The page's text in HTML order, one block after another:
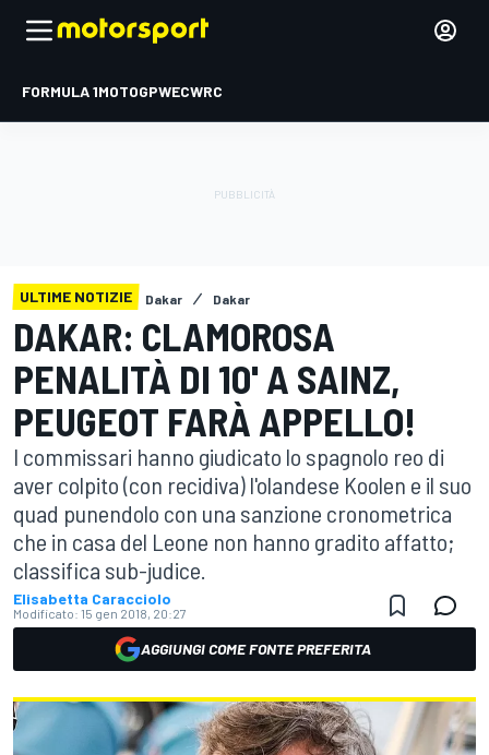
FORMULA 1MOTOGPWECWRC
ULTIME NOTIZIE Dakar Dakar
DAKAR: CLAMOROSA
PENALITÀ DI 10' A SAINZ,
PEUGEOT FARÀ APPELLO!
I commissari hanno giudicato lo spagnolo reo di
aver colpito (con recidiva) l'olandese Koolen e il suo
quad punendolo con una sanzione cronometrica
che in casa del Leone non hanno gradito affatto;
classifica sub-judice.
Elisabetta Caracciolo
Modificato: 15 gen 2018, 20:27
AGGIUNGI COME FONTE PREFERITA